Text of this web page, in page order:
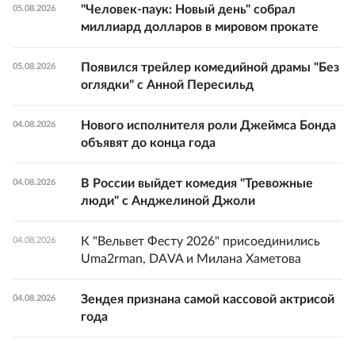
05.08.2026
"Человек-паук: Новый день" собрал
миллиард долларов в мировом прокате
05.08.2026
Появился трейлер комедийной драмы "Без
оглядки" с Анной Пересильд
04.08.2026
Нового исполнителя роли Джеймса Бонда
объявят до конца года
04.08.2026
В России выйдет комедия "Тревожные
люди" с Анджелиной Джоли
04.08.2026
К "Вельвет Фесту 2026" присоединились
Uma2rman, DAVA и Милана Хаметова
04.08.2026
Зендея признана самой кассовой актрисой
года